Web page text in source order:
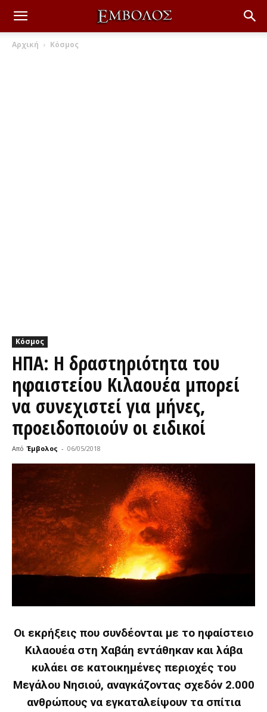
Αρχική Κόσμος
Κόσμος
ΗΠΑ: Η δραστηριότητα του
ηφαιστείου Κιλαουέα μπορεί
να συνεχιστεί για μήνες,
προειδοποιούν οι ειδικοί
Από Έμβολος - 06/05/2018
Οι εκρήξεις που συνδέονται με το ηφαίστειο
Κιλαουέα στη Χαβάη εντάθηκαν και λάβα
κυλάει σε κατοικημένες περιοχές του
Μεγάλου Νησιού, αναγκάζοντας σχεδόν 2.000
ανθρώπους να εγκαταλείψουν τα σπίτια